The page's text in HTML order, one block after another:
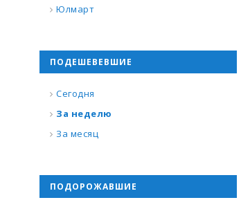
Юлмарт
ПОДЕШЕВЕВШИЕ
Сегодня
За неделю
За месяц
ПОДОРОЖАВШИЕ